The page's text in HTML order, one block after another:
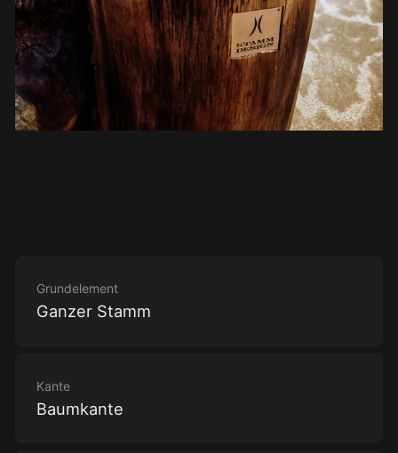
Grundelement
Ganzer Stamm
Kante
Baumkante